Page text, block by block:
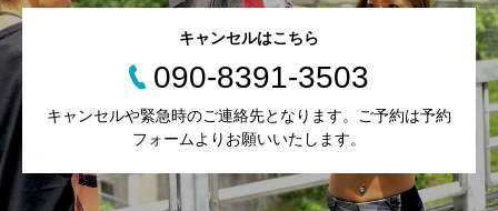
キャンセルはこちら
090-8391-3503
キャンセルや緊急時のご連絡先となります。ご予約は予約
フォームよりお願いいたします。